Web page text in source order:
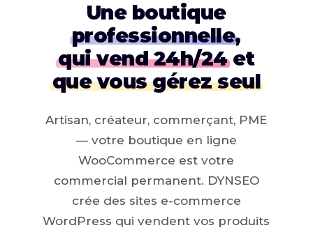
Une boutique
professionnelle,
qui vend 24h/24et
que vous gérez seul
Artisan, créateur, commerçant, PME
— votre boutique en ligne
WooCommerce est votre
commercial permanent. DYNSEO
crée des sites e-commerce
WordPress qui vendent vos produits